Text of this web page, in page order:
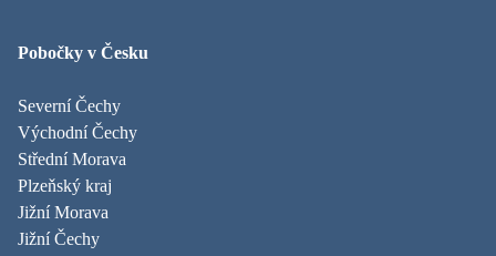
Pobočky v Česku
Severní Čechy
Východní Čechy
Střední Morava
Plzeňský kraj
Jižní Morava
Jižní Čechy